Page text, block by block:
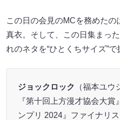
この日の会見のMCを務めた
真衣。そして、この日集まっ
れのネタを“ひとくちサイズ”で
ジョックロック
（福本ユウ
『第十回上方漫才協会大
ンプリ 2024』ファイナリス